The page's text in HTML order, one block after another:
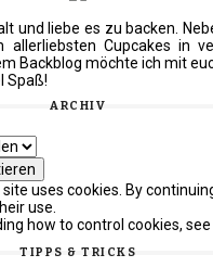
und liebe es zu backen.
allerliebsten Cupcakes in
Backblog möchte ich mit
Spaß!
ARCHIV
site uses cookies. By
use.
how to control cookies, see
TIPPS & TRICKS